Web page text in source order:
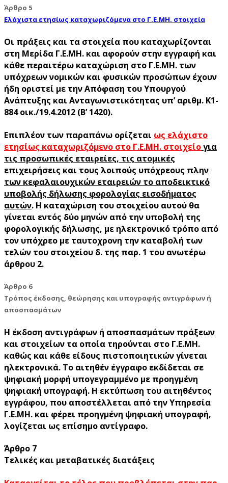
Άρθρο 5
Ελάχιστα ετησίως καταχωριζόμενα στο Γ.Ε.ΜΗ. στοιχεία
Οι πράξεις και τα στοιχεία που καταχωρίζονται
στη Μερίδα Γ.Ε.ΜΗ. και αφορούν στην εγγραφή και
κάθε περαιτέρω καταχώριση στο Γ.Ε.ΜΗ. των
υπόχρεων νομικών και φυσικών προσώπων έχουν
ήδη οριστεί με την Απόφαση του Υπουργού
Ανάπτυξης και Ανταγωνιστικότητας υπ’ αριθμ. Κ1-
884 οικ./19.4.2012 (Β’ 1420).
Επιπλέον των παραπάνω ορίζεται ως ελάχιστο
ετησίως καταχωριζόμενο στο Γ.Ε.ΜΗ. στοιχείογια
τις προσωπικές εταιρείες, τις ατομικές
επιχειρήσεις και τους λοιπούς υπόχρεους πλην
των κεφαλαιουχικών εταιρειών το αποδεικτικό
υποβολής δήλωσης φορολογίας εισοδήματος
αυτών. Η καταχώριση του στοιχείου αυτού θα
γίνεται εντός δύο μηνών από την υποβολή της
φορολογικής δήλωσης, με ηλεκτρονικό τρόπο από
τον υπόχρεο με ταυτοχρονη την καταβολή των
τελών του στοιχείου δ. της παρ. 1 του ανωτέρω
άρθρου 2.
Άρθρο 6
Τρόπος έκδοσης, θεώρησης και υπογραφής αντιγράφων ή
αποσπασμάτων
Η έκδοση αντιγράφων ή αποσπασμάτων πράξεων
και στοιχείων τα οποία τηρούνται στο Γ.Ε.ΜΗ.
καθώς και κάθε είδους πιστοποιητικών γίνεται
ηλεκτρονικά. Το αιτηθέν έγγραφο εκδίδεται σε
ψηφιακή μορφή υπογεγραμμένο με προηγμένη
ψηφιακή υπογραφή. Η εκτύπωση του αιτηθέντος
εγγράφου, που αποστέλλεται από την Υπηρεσία
Γ.Ε.ΜΗ. και φέρει προηγμένη ψηφιακή υπογραφή,
λογίζεται ως επίσημο αντίγραφο.
Άρθρο 7
Τελικές και μεταβατικές διατάξεις